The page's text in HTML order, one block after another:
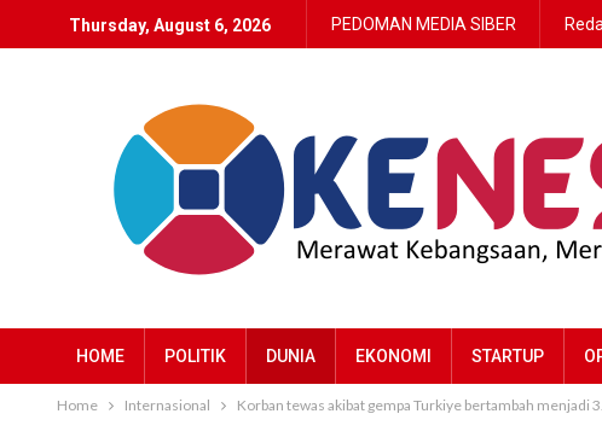
Thursday, August 6, 2026 PEDOMAN MEDIA SIBER
HOME POLITIK DUNIA EKONOMI STARTUP
Home Internasional Korban tewas akibat gempa Turkiye bertambah menjadi